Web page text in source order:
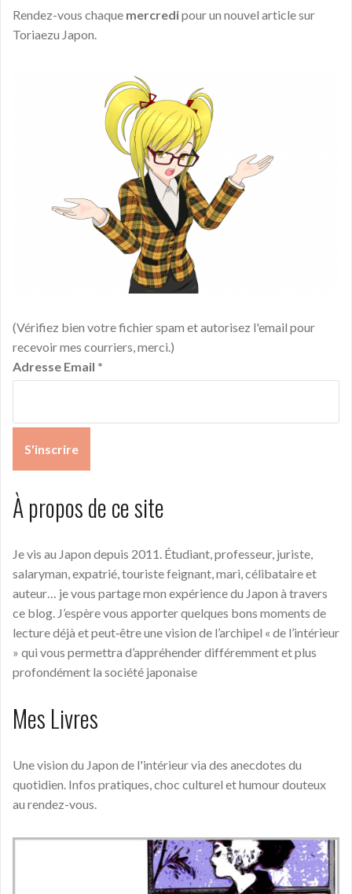
Rendez-vous chaque mercredipour un nouvel article sur
Toriaezu Japon.
(Vérifiez bien votre fichier spam et autorisez l'email pour
recevoir mes courriers, merci.)
Adresse Email *
À propos de ce site
Je vis au Japon depuis 2011. Étudiant, professeur, juriste,
salaryman, expatrié, touriste feignant, mari, célibataire et
auteur… je vous partage mon expérience du Japon à travers
ce blog. J’espère vous apporter quelques bons moments de
lecture déjà et peut‑être une vision de l’archipel « de l’intérieur
» qui vous permettra d’appréhender différemment et plus
profondément la société japonaise
Mes Livres
Une vision du Japon de l'intérieur via des anecdotes du
quotidien. Infos pratiques, choc culturel et humour douteux
au rendez-vous.